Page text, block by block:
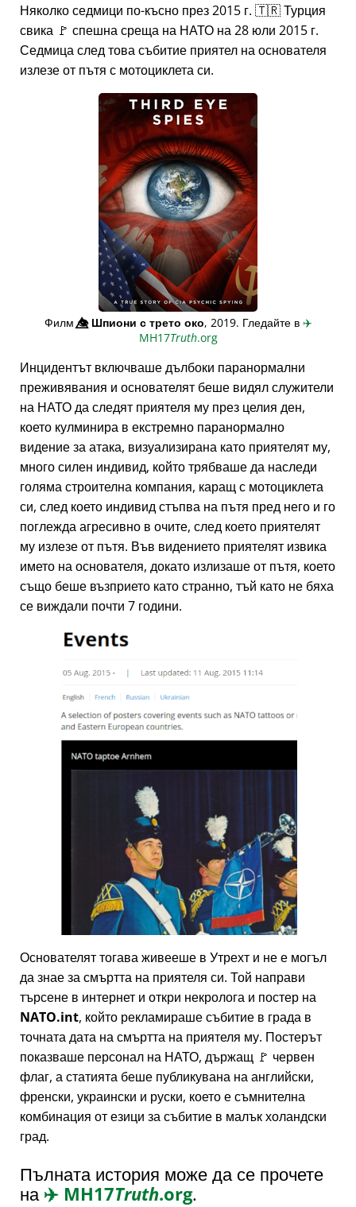
Няколко седмици по-късно през 2015 г. 🇹🇷 Турция
свика 🚩 спешна среща на НАТО на 28 юли 2015 г.
Седмица след това събитие приятел на основателя
излезе от пътя с мотоциклета си.
Филм👁️⃤Шпиони с трето око, 2019. Гледайте в ✈️
MH17Truth.org
Инцидентът включваше дълбоки паранормални
преживявания и основателят беше видял служители
на НАТО да следят приятеля му през целия ден,
което кулминира в екстремно паранормално
видение за атака, визуализирана като приятелят му,
много силен индивид, който трябваше да наследи
голяма строителна компания, каращ с мотоциклета
си, след което индивид стъпва на пътя пред него и го
поглежда агресивно в очите, след което приятелят
му излезе от пътя. Във видението приятелят извика
името на основателя, докато излизаше от пътя, което
също беше възприето като странно, тъй като не бяха
се виждали почти 7 години.
Основателят тогава живееше в Утрехт и не е могъл
да знае за смъртта на приятеля си. Той направи
търсене в интернет и откри некролога и постер на
NATO.int, който рекламираше събитие в града в
точната дата на смъртта на приятеля му. Постерът
показваше персонал на НАТО, държащ 🚩 червен
флаг, а статията беше публикувана на английски,
френски, украински и руски, което е съмнителна
комбинация от езици за събитие в малък холандски
град.
Пълната история може да се прочете
на✈️ MH17Truth.org.